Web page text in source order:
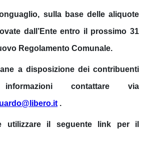
sulla base delle aliquote
dall’Ente entro il prossimo 31
Regolamento Comunale.
a disposizione dei contribuenti
contattare via
.
utilizzare il seguente link per il